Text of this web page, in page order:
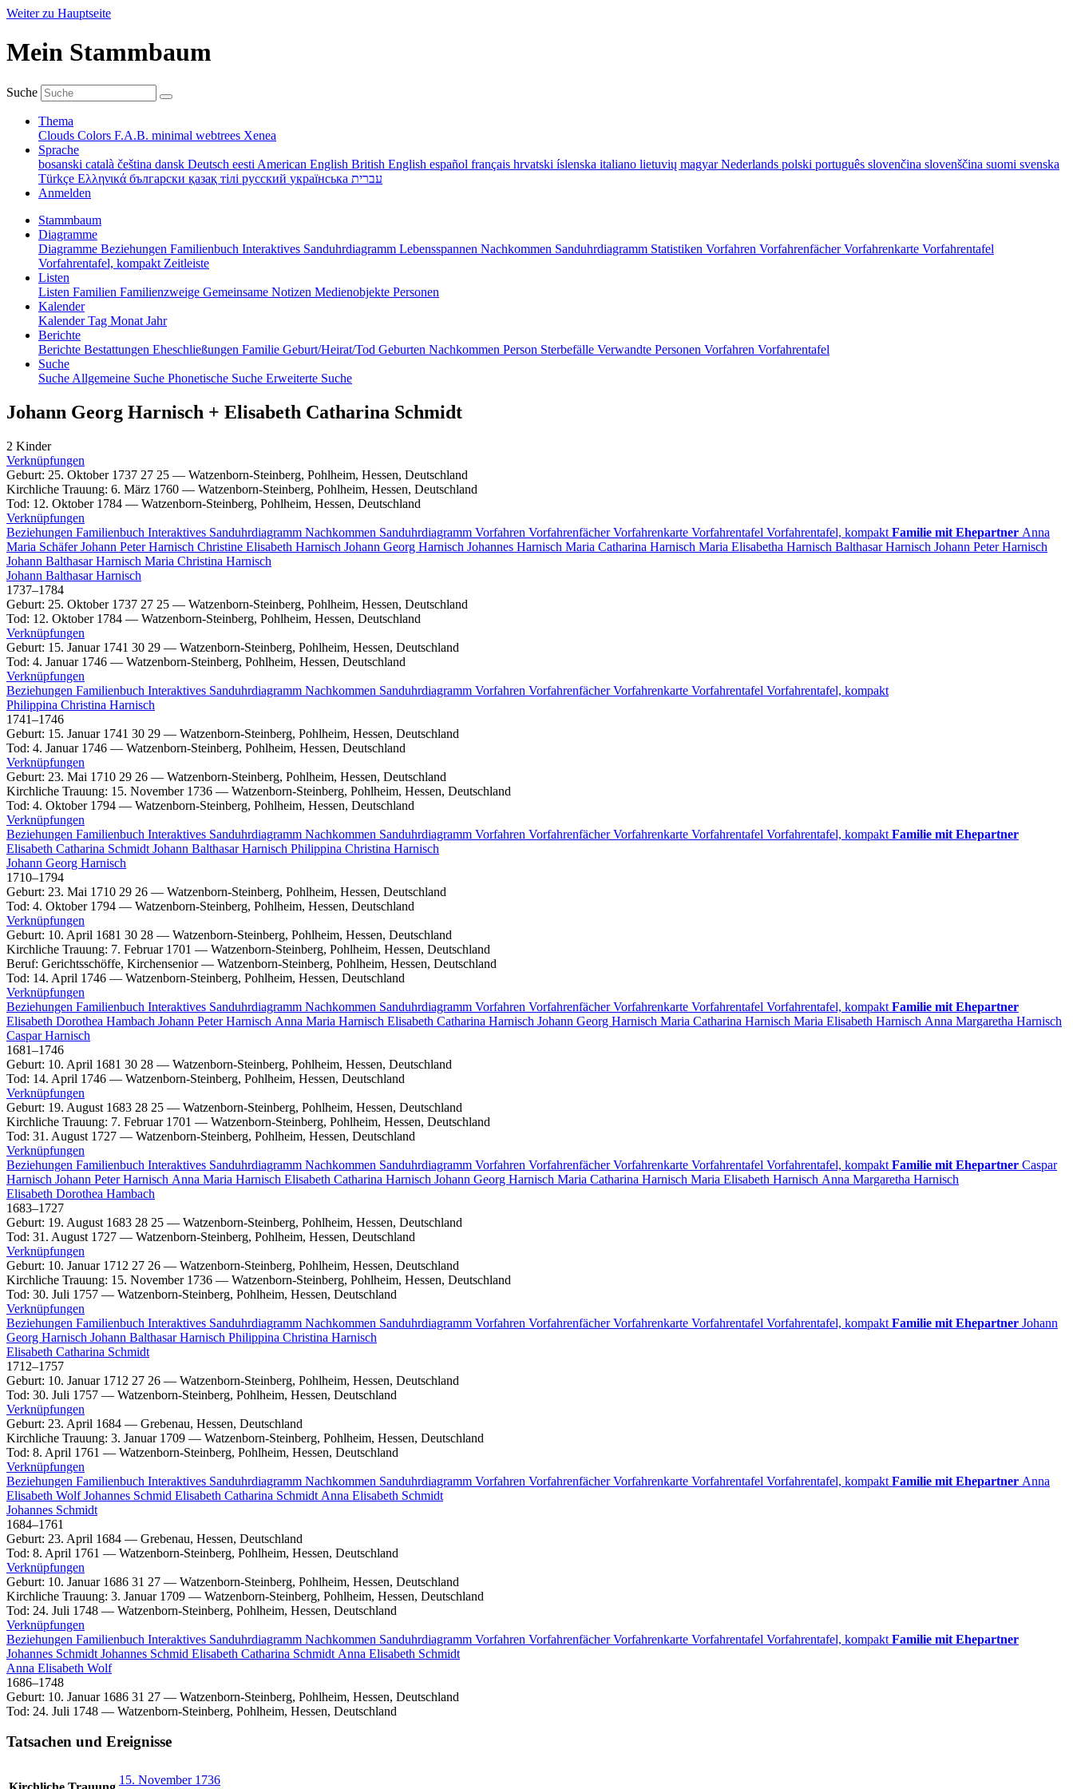
Weiter zu Hauptseite
Mein Stammbaum
Suche
Thema
Clouds Colors F.A.B. minimal webtrees Xenea
Sprache
bosanski català čeština dansk Deutsch eesti American English British English español français hrvatski íslenska italiano lietuvių magyarNederlands polski português slovenčina slovenščina suomi svenska
Türkçe Ελληνικά български қазақ тілі русский українська עברית
Anmelden
Stammbaum
Diagramme
Diagramme Beziehungen Familienbuch Interaktives Sanduhrdiagramm Lebensspannen Nachkommen Sanduhrdiagramm Statistiken Vorfahren VorfahrenfächerVorfahrenkarte Vorfahrentafel
Vorfahrentafel, kompakt Zeitleiste
Listen
Listen Familien Familienzweige Gemeinsame Notizen Medienobjekte Personen
Kalender
KalenderTag Monat Jahr
Berichte
Berichte Bestattungen Eheschließungen Familie Geburt/Heirat/Tod Geburten Nachkommen Person Sterbefälle Verwandte Personen Vorfahren Vorfahrentafel
Suche
Suche Allgemeine Suche Phonetische Suche Erweiterte Suche
Johann Georg Harnisch + Elisabeth Catharina Schmidt
2 Kinder
Verknüpfungen
Geburt: 25. Oktober 1737 27 25 — Watzenborn-Steinberg, Pohlheim, Hessen, Deutschland
Kirchliche Trauung: 6. März 1760 — Watzenborn-Steinberg, Pohlheim, Hessen, Deutschland
Tod: 12. Oktober 1784 — Watzenborn-Steinberg, Pohlheim, Hessen, Deutschland
Verknüpfungen
Beziehungen Familienbuch Interaktives Sanduhrdiagramm Nachkommen Sanduhrdiagramm Vorfahren VorfahrenfächerVorfahrenkarte Vorfahrentafel Vorfahrentafel, kompakt Familie mit Ehepartner Anna
Maria Schäfer Johann PeterHarnisch Christine Elisabeth Harnisch Johann Georg Harnisch Johannes Harnisch Maria Catharina Harnisch Maria Elisabetha Harnisch BalthasarHarnisch Johann PeterHarnisch
Johann BalthasarHarnisch Maria Christina Harnisch
Johann BalthasarHarnisch
1737–1784
Geburt: 25. Oktober 1737 27 25 — Watzenborn-Steinberg, Pohlheim, Hessen, Deutschland
Tod: 12. Oktober 1784 — Watzenborn-Steinberg, Pohlheim, Hessen, Deutschland
Verknüpfungen
Geburt: 15. Januar 1741 30 29 — Watzenborn-Steinberg, Pohlheim, Hessen, Deutschland
Tod: 4. Januar 1746 — Watzenborn-Steinberg, Pohlheim, Hessen, Deutschland
Verknüpfungen
Beziehungen Familienbuch Interaktives Sanduhrdiagramm Nachkommen Sanduhrdiagramm Vorfahren VorfahrenfächerVorfahrenkarte Vorfahrentafel Vorfahrentafel, kompakt
Philippina Christina Harnisch
1741–1746
Geburt: 15. Januar 1741 30 29 — Watzenborn-Steinberg, Pohlheim, Hessen, Deutschland
Tod: 4. Januar 1746 — Watzenborn-Steinberg, Pohlheim, Hessen, Deutschland
Verknüpfungen
Geburt: 23. Mai 1710 29 26 — Watzenborn-Steinberg, Pohlheim, Hessen, Deutschland
Kirchliche Trauung: 15. November 1736 — Watzenborn-Steinberg, Pohlheim, Hessen, Deutschland
Tod: 4. Oktober 1794 — Watzenborn-Steinberg, Pohlheim, Hessen, Deutschland
Verknüpfungen
Beziehungen Familienbuch Interaktives Sanduhrdiagramm Nachkommen Sanduhrdiagramm Vorfahren VorfahrenfächerVorfahrenkarte Vorfahrentafel Vorfahrentafel, kompakt Familie mit Ehepartner
Elisabeth Catharina Schmidt Johann BalthasarHarnisch Philippina Christina Harnisch
Johann Georg Harnisch
1710–1794
Geburt: 23. Mai 1710 29 26 — Watzenborn-Steinberg, Pohlheim, Hessen, Deutschland
Tod: 4. Oktober 1794 — Watzenborn-Steinberg, Pohlheim, Hessen, Deutschland
Verknüpfungen
Geburt: 10. April 1681 30 28 — Watzenborn-Steinberg, Pohlheim, Hessen, Deutschland
Kirchliche Trauung: 7. Februar 1701 — Watzenborn-Steinberg, Pohlheim, Hessen, Deutschland
Beruf: Gerichtsschöffe, Kirchensenior— Watzenborn-Steinberg, Pohlheim, Hessen, Deutschland
Tod: 14. April 1746 — Watzenborn-Steinberg, Pohlheim, Hessen, Deutschland
Verknüpfungen
Beziehungen Familienbuch Interaktives Sanduhrdiagramm Nachkommen Sanduhrdiagramm Vorfahren VorfahrenfächerVorfahrenkarte Vorfahrentafel Vorfahrentafel, kompakt Familie mit Ehepartner
Elisabeth Dorothea Hambach Johann PeterHarnisch Anna Maria Harnisch Elisabeth Catharina Harnisch Johann Georg Harnisch Maria Catharina Harnisch Maria Elisabeth Harnisch Anna Margaretha Harnisch
CasparHarnisch
1681–1746
Geburt: 10. April 1681 30 28 — Watzenborn-Steinberg, Pohlheim, Hessen, Deutschland
Tod: 14. April 1746 — Watzenborn-Steinberg, Pohlheim, Hessen, Deutschland
Verknüpfungen
Geburt: 19. August 1683 28 25 — Watzenborn-Steinberg, Pohlheim, Hessen, Deutschland
Kirchliche Trauung: 7. Februar 1701 — Watzenborn-Steinberg, Pohlheim, Hessen, Deutschland
Tod: 31. August 1727 — Watzenborn-Steinberg, Pohlheim, Hessen, Deutschland
Verknüpfungen
Beziehungen Familienbuch Interaktives Sanduhrdiagramm Nachkommen Sanduhrdiagramm Vorfahren VorfahrenfächerVorfahrenkarte Vorfahrentafel Vorfahrentafel, kompakt Familie mit Ehepartner Caspar
Harnisch Johann PeterHarnisch Anna Maria Harnisch Elisabeth Catharina Harnisch Johann Georg Harnisch Maria Catharina Harnisch Maria Elisabeth Harnisch Anna Margaretha Harnisch
Elisabeth Dorothea Hambach
1683–1727
Geburt: 19. August 1683 28 25 — Watzenborn-Steinberg, Pohlheim, Hessen, Deutschland
Tod: 31. August 1727 — Watzenborn-Steinberg, Pohlheim, Hessen, Deutschland
Verknüpfungen
Geburt: 10. Januar 1712 27 26 — Watzenborn-Steinberg, Pohlheim, Hessen, Deutschland
Kirchliche Trauung: 15. November 1736 — Watzenborn-Steinberg, Pohlheim, Hessen, Deutschland
Tod: 30. Juli 1757 — Watzenborn-Steinberg, Pohlheim, Hessen, Deutschland
Verknüpfungen
Beziehungen Familienbuch Interaktives Sanduhrdiagramm Nachkommen Sanduhrdiagramm Vorfahren VorfahrenfächerVorfahrenkarte Vorfahrentafel Vorfahrentafel, kompakt Familie mit Ehepartner Johann
Georg Harnisch Johann BalthasarHarnisch Philippina Christina Harnisch
Elisabeth Catharina Schmidt
1712–1757
Geburt: 10. Januar 1712 27 26 — Watzenborn-Steinberg, Pohlheim, Hessen, Deutschland
Tod: 30. Juli 1757 — Watzenborn-Steinberg, Pohlheim, Hessen, Deutschland
Verknüpfungen
Geburt: 23. April 1684 — Grebenau, Hessen, Deutschland
Kirchliche Trauung: 3. Januar 1709 — Watzenborn-Steinberg, Pohlheim, Hessen, Deutschland
Tod: 8. April 1761 — Watzenborn-Steinberg, Pohlheim, Hessen, Deutschland
Verknüpfungen
Beziehungen Familienbuch Interaktives Sanduhrdiagramm Nachkommen Sanduhrdiagramm Vorfahren VorfahrenfächerVorfahrenkarte Vorfahrentafel Vorfahrentafel, kompakt Familie mit Ehepartner Anna
Elisabeth Wolf Johannes Schmid Elisabeth Catharina Schmidt Anna Elisabeth Schmidt
Johannes Schmidt
1684–1761
Geburt: 23. April 1684 — Grebenau, Hessen, Deutschland
Tod: 8. April 1761 — Watzenborn-Steinberg, Pohlheim, Hessen, Deutschland
Verknüpfungen
Geburt: 10. Januar 1686 31 27 — Watzenborn-Steinberg, Pohlheim, Hessen, Deutschland
Kirchliche Trauung: 3. Januar 1709 — Watzenborn-Steinberg, Pohlheim, Hessen, Deutschland
Tod: 24. Juli 1748 — Watzenborn-Steinberg, Pohlheim, Hessen, Deutschland
Verknüpfungen
Beziehungen Familienbuch Interaktives Sanduhrdiagramm Nachkommen Sanduhrdiagramm Vorfahren VorfahrenfächerVorfahrenkarte Vorfahrentafel Vorfahrentafel, kompakt Familie mit Ehepartner
Johannes Schmidt Johannes Schmid Elisabeth Catharina Schmidt Anna Elisabeth Schmidt
Anna Elisabeth Wolf
1686–1748
Geburt: 10. Januar 1686 31 27 — Watzenborn-Steinberg, Pohlheim, Hessen, Deutschland
Tod: 24. Juli 1748 — Watzenborn-Steinberg, Pohlheim, Hessen, Deutschland
Tatsachen und Ereignisse
15. November 1736